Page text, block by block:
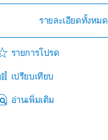
รายละเอียดทั้งหมด
รายการโปรด
เปรียบเทียบ
อ่านเพิ่มเติม